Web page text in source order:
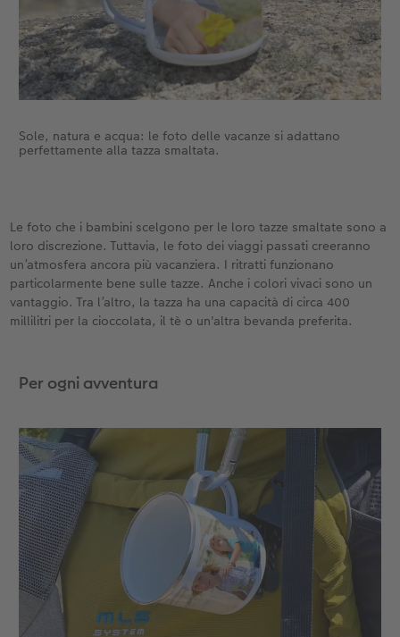
Sole, natura e acqua: le foto delle vacanze si adattano
perfettamente alla tazza smaltata.
Le foto che i bambini scelgono per le loro tazze smaltate sono a
loro discrezione. Tuttavia, le foto dei viaggi passati creeranno
un’atmosfera ancora più vacanziera. I ritratti funzionano
particolarmente bene sulle tazze. Anche i colori vivaci sono un
vantaggio. Tra l’altro, la tazza ha una capacità di circa 400
millilitri per la cioccolata, il tè o un'altra bevanda preferita.
Per ogni avventura